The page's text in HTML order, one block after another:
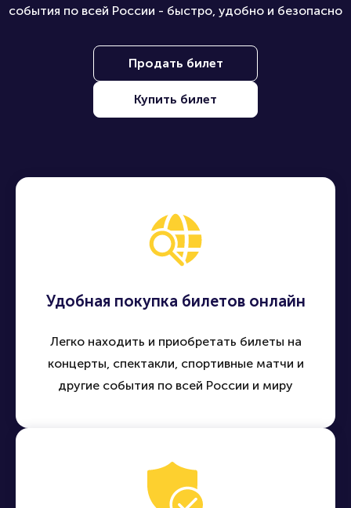
события по всей России - быстро, удобно и безопасно
Продать билет
Купить билет
Удобная покупка билетов онлайн
Легко находить и приобретать билеты на
концерты, спектакли, спортивные матчи и
другие события по всей России и миру